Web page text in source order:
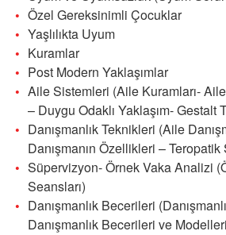
Özel Gereksinimli Çocuklar
Yaşlılıkta Uyum
Kuramlar
Post Modern Yaklaşımlar
Aile Sistemleri (Aile Kuramları-
– Duygu Odaklı Yaklaşım- Gestalt
Danışmanlık Teknikleri (Aile
Danışmanın Özellikleri – Teropatik
Süpervizyon- Örnek Vaka Analizi
Seansları)
Danışmanlık Becerileri
Danışmanlık Becerileri ve